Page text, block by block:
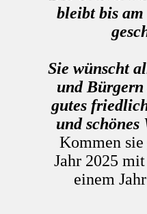
bleibt bis am
Sie wünscht
und Bürgern
gutes
und schönes
Kommen sie
Jahr 2025
einem